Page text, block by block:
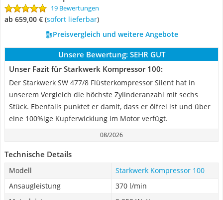
19 Bewertungen
ab 659,00 € ( Sofort lieferbar)
Preisvergleich und weitere Angebote
Unsere Bewertung: SEHR GUT
Unser Fazit für Starkwerk Kompressor 100:
Der Starkwerk SW 477/8 Flüsterkompressor Silent hat in
unserem Vergleich die höchste Zylinderanzahl mit sechs
Stück. Ebenfalls punktet er damit, dass er ölfrei ist und über
eine 100%ige Kupferwicklung im Motor verfügt.
08/2026
Technische Details
Modell
Starkwerk Kompressor 100
Ansaugleistung
370 l/min